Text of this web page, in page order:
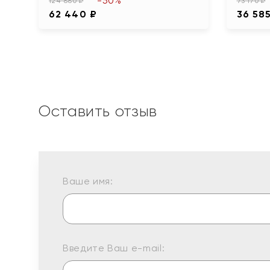
62 440 ₽ 36
Оставить отзыв
Ваше имя:
Введите Ваш e-mail: